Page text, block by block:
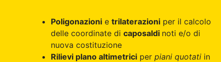
Poligonazioni e trilaterazioni per il calcolo
delle coordinate di caposaldi noti e/o di
nuova costituzione
Rilievi plano altimetrici per piani quotati in